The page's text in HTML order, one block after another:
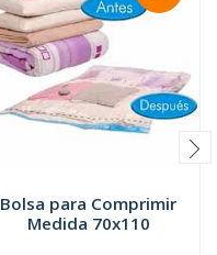
Bolsa para Comprimir
Medida 70x110